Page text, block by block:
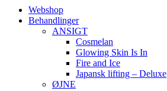
Webshop
Behandlinger
ANSIGT
Cosmelan
Glowing Skin Is In
Fire and Ice
Japansk lifting – Deluxe
ØJNE